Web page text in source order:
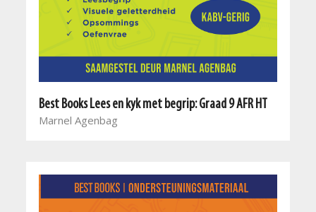
Best Books Lees en kyk met begrip: Graad 9 AFR HT
Marnel Agenbag